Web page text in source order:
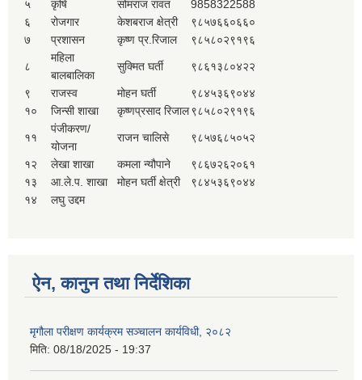
५ कृषि सोमराज रावत
9858322588
६
रोजगार केशबराज क्षेत्री
९८५७६६०६६०
७
प्रशासन कृष्ण प्र.रिजाल ९८५८०२९१९६
८
महिला
बालबालिका
सुक्मित घर्ती ९८६१३८०४२२
९ राजस्व मोहन घर्ती
९८४५३६९०४४
१०
जिन्सी शाखा कृष्णप्रसाद रिजाल९८५८०२९१९६
११
पंजीकरण/
योजना
राजन चालिसे ९८५७६८५०५२
१२ लेखा शाखा कमला न्यौपाने
९८६७२६२०६१
१३
आ.ले.प. शाखा मोहन घर्ती क्षेत्री
९८४५३६९०४४
१४
लघु उद्दम
ऐन, कानुन तथा निर्देशिका
मृगौला परीक्षण कार्यक्रम सञ्चालन कार्यविधी, २०८२
मिति: 08/18/2025 - 19:37